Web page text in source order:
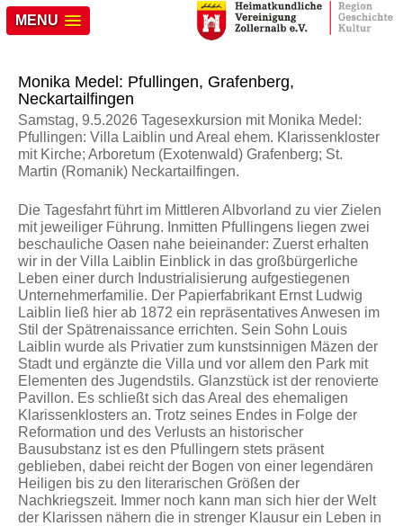
MENU
Monika Medel: Pfullingen, Grafenberg,
Neckartailfingen
Samstag, 9.5.2026 Tagesexkursion mit Monika Medel:
Pfullingen: Villa Laiblin und Areal ehem. Klarissenkloster
mit Kirche; Arboretum (Exotenwald) Grafenberg; St.
Martin (Romanik) Neckartailfingen.
Die Tagesfahrt führt im Mittleren Albvorland zu vier Zielen
mit jeweiliger Führung. Inmitten Pfullingens liegen zwei
beschauliche Oasen nahe beieinander: Zuerst erhalten
wir in der Villa Laiblin Einblick in das großbürgerliche
Leben einer durch Industrialisierung aufgestiegenen
Unternehmerfamilie. Der Papierfabrikant Ernst Ludwig
Laiblin ließ hier ab 1872 ein repräsentatives Anwesen im
Stil der Spätrenaissance errichten. Sein Sohn Louis
Laiblin wurde als Privatier zum kunstsinnigen Mäzen der
Stadt und ergänzte die Villa und vor allem den Park mit
Elementen des Jugendstils. Glanzstück ist der renovierte
Pavillon. Es schließt sich das Areal des ehemaligen
Klarissenklosters an. Trotz seines Endes in Folge der
Reformation und des Verlusts an historischer
Bausubstanz ist es den Pfullingern stets präsent
geblieben, dabei reicht der Bogen von einer legendären
Heiligen bis zu den literarischen Größen der
Nachkriegszeit. Immer noch kann man sich hier der Welt
der Klarissen nähern die in strenger Klausur ein Leben in